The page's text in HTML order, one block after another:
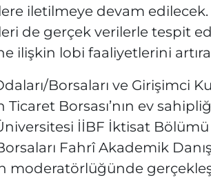
iletilmeye devam
de gerçek verilerle tespit
ilişkin lobi faaliyetlerini
Borsaları ve Girişimci
Ticaret Borsası’nın ev
İİBF İktisat
Fahrî Akademik
moderatörlüğünde